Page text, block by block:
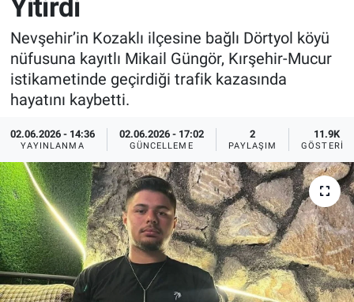
Yitirdi
Nevşehir’in Kozaklı ilçesine bağlı Dörtyol köyü
nüfusuna kayıtlı Mikail Güngör, Kırşehir-Mucur
istikametinde geçirdiği trafik kazasında
hayatını kaybetti.
02.06.2026 - 14:36
YAYINLANMA
02.06.2026 - 17:02
GÜNCELLEME
2
PAYLAŞIM
11.9K
GÖSTERIM
Sağlık
Yerel
Genel
Asayiş
İlan - Duyuru- Mesaj
Türkiye Gündemi
Sizden Gelenler
Yaşam
Sağlık
Eğitim
Kültür
İlan - Duyuru- Mesaj
Türkiye Gündemi
Sizden Gelenler